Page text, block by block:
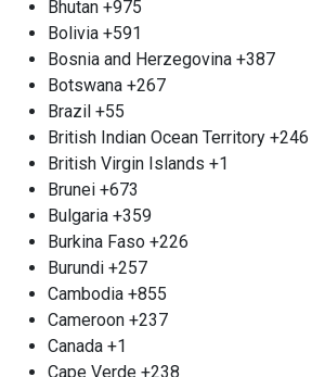
крупными партиями, мы
прямо с вашего объекта, чтобы
процесс для вас. Не рискуйте
безопасностью - выберите
способную обеспечить
подход к утилизации. Ваш вклад
окружающей среды начнется с
Прием электрических
двигателей м.
У вас есть сломанный
Мы с удовольствием
возможность утилизировать его
Наша компания принимает
весом от 1 кг и выше, включая
Bhutan +975
Bolivia +591
Bosnia and Herzegovina +387
Botswana +267
Brazil +55
British Indian Ocean Territory +246
British Virgin Islands +1
Brunei +673
Bulgaria +359
Burkina Faso +226
Burundi +257
Cambodia +855
Cameroon +237
Canada +1
Cape Verde +238